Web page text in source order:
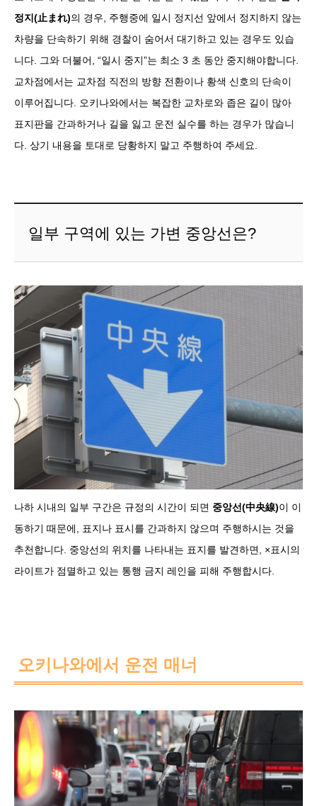
정지(止まれ)의 경우, 주행중에 일시 정지선 앞에서 정지하지 않는
차량을 단속하기 위해 경찰이 숨어서 대기하고 있는 경우도 있습
니다. 그와 더불어, “일시 중지”는 최소 3 초 동안 중지해야합니다.
교차점에서는 교차점 직전의 방향 전환이나 황색 신호의 단속이
이루어집니다. 오키나와에서는 복잡한 교차로와 좁은 길이 많아
표지판을 간과하거나 길을 잃고 운전 실수를 하는 경우가 많습니
다. 상기 내용을 토대로 당황하지 말고 주행하여 주세요.
일부 구역에 있는 가변 중앙선은?
나하 시내의 일부 구간은 규정의 시간이 되면 중앙선(中央線)이 이
동하기 때문에, 표지나 표시를 간과하지 않으며 주행하시는 것을
추천합니다. 중앙선의 위치를 ​​나타내는 표지를 발견하면, ×표시의
라이트가 점멸하고 있는 통행 금지 레인을 피해 주행합시다.
오키나와에서 운전 매너